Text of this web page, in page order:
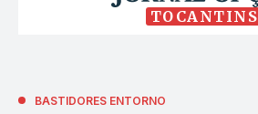
TOCANTINS
BASTIDORES ENTORNO